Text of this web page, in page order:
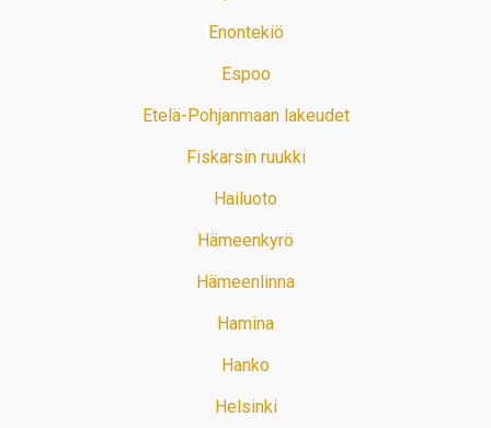
Enontekiö
Espoo
Etelä-Pohjanmaan lakeudet
Fiskarsin ruukki
Hailuoto
Hämeenkyrö
Hämeenlinna
Hamina
Hanko
Helsinki